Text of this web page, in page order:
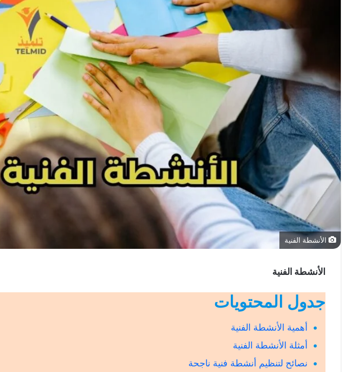
الأنشطة الفنية
الأنشطة الفنية
جدول المحتويات
أهمية الأنشطة الفنية
أمثلة الأنشطة الفنية
نصائح لتنظيم أنشطة فنية ناجحة